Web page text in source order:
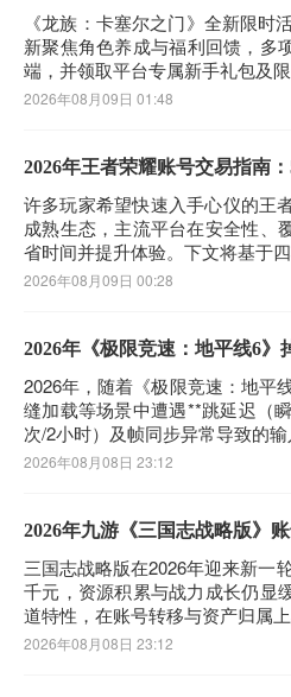
《龙族：卡塞尔之门》全新限时
新聚焦角色养成与福利回馈，多
端，并领取平台专属新手礼包及
2026年08月09日 01:48
2026年王者荣耀账号交易指南
许多玩家希望快速入手心仪的王
成熟生态，主流平台在安全性、
省时间并提升体验。下文将基于
2026年08月09日 00:28
2026年《极限竞速：地平线6
2026年，随着《极限竞速：地平
缝加载等场景中遭遇**跳延迟（
次/2小时）及帧同步异常导致的
2026年08月08日 23:12
2026年九游《三国志战略版》
三国志战略版在2026年迎来新一
千元，资源积累与战力成长仍显
道特性，在账号转移与资产归属
2026年08月08日 23:12